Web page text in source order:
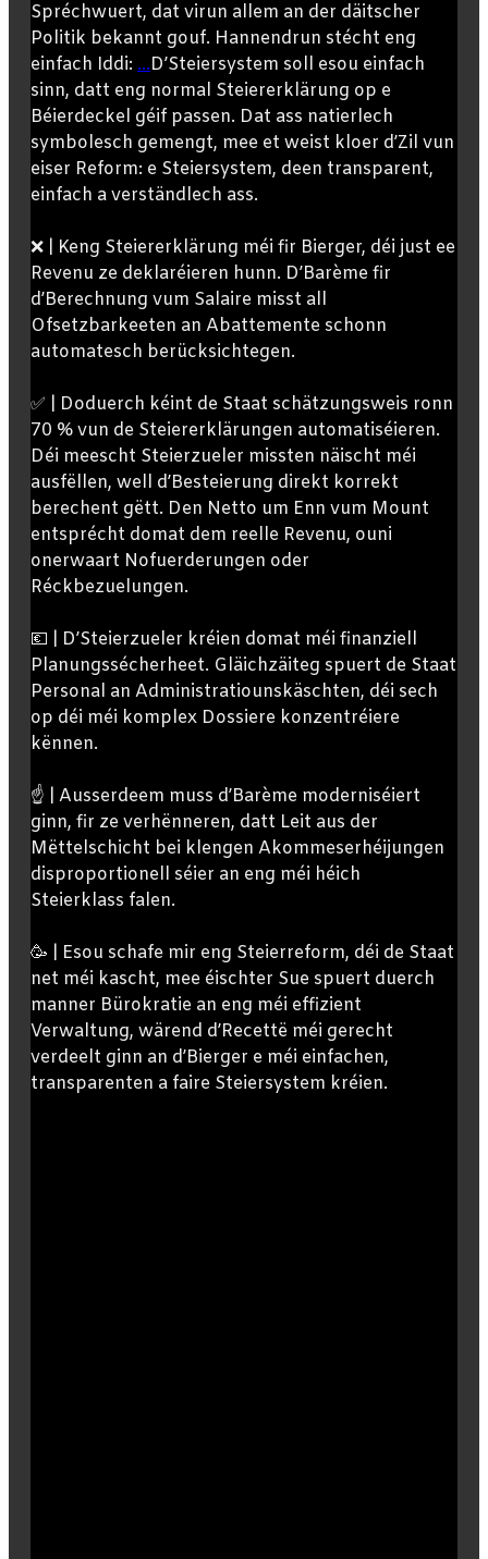
Spréchwuert, dat virun allem an der däitscher
Politik bekannt gouf. Hannendrun stécht eng
einfach Iddi: ...D’Steiersystem soll esou einfach
sinn, datt eng normal Steiererklärung op e
Béierdeckel géif passen. Dat ass natierlech
symbolesch gemengt, mee et weist kloer d’Zil vun
eiser Reform: e Steiersystem, deen transparent,
einfach a verständlech ass.
❌ | Keng Steiererklärung méi fir Bierger, déi just ee
Revenu ze deklaréieren hunn. D’Barème fir
d’Berechnung vum Salaire misst all
Ofsetzbarkeeten an Abattemente schonn
automatesch berücksichtegen.
✅ | Doduerch kéint de Staat schätzungsweis ronn
70 % vun de Steiererklärungen automatiséieren.
Déi meescht Steierzueler missten näischt méi
ausfëllen, well d’Besteierung direkt korrekt
berechent gëtt. Den Netto um Enn vum Mount
entsprécht domat dem reelle Revenu, ouni
onerwaart Nofuerderungen oder
Réckbezuelungen.
💶 | D’Steierzueler kréien domat méi finanziell
Planungssécherheet. Gläichzäiteg spuert de Staat
Personal an Administratiounskäschten, déi sech
op déi méi komplex Dossiere konzentréiere
kënnen.
☝️ | Ausserdeem muss d’Barème moderniséiert
ginn, fir ze verhënneren, datt Leit aus der
Mëttelschicht bei klengen Akommeserhéijungen
disproportionell séier an eng méi héich
Steierklass falen.
🥳 | Esou schafe mir eng Steierreform, déi de Staat
net méi kascht, mee éischter Sue spuert duerch
manner Bürokratie an eng méi effizient
Verwaltung, wärend d’Recettë méi gerecht
verdeelt ginn an d’Bierger e méi einfachen,
transparenten a faire Steiersystem kréien.